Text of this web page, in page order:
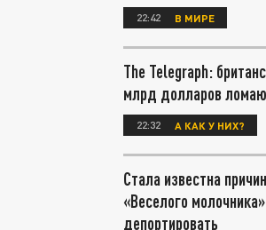
22:42 В МИРЕ
The Telegraph:
млрд долларов
22:32 А КАК У НИХ?
Стала известна
«Веселого
депортировать